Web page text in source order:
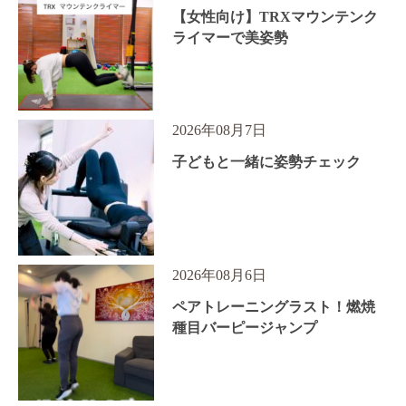
【女性向け】TRXマウンテンク
ライマーで美姿勢
2026年08月7日
子どもと一緒に姿勢チェック
2026年08月6日
ペアトレーニングラスト！燃焼
種目バーピージャンプ